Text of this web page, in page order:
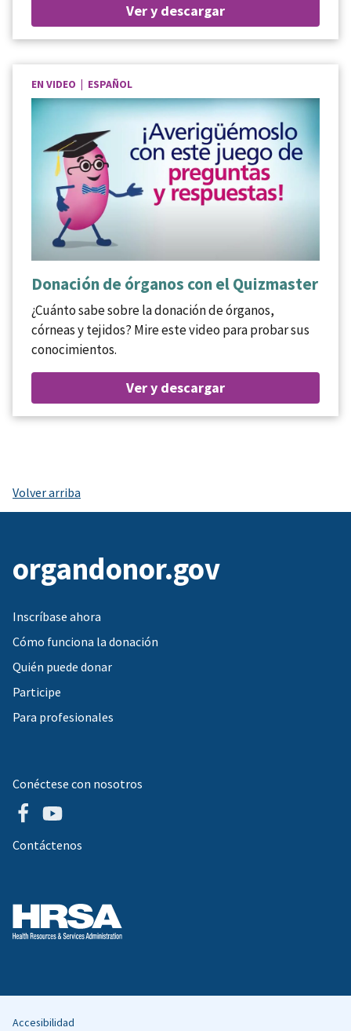
Ver y descargar
EN VIDEO | ESPAÑOL
Donación de órganos con el Quizmaster
¿Cuánto sabe sobre la donación de órganos,
córneas y tejidos? Mire este video para probar sus
conocimientos.
Ver y descargar
Volver arriba
organdonor.gov
Inscríbase ahora
Cómo funciona la donación
Quién puede donar
Participe
Para profesionales
Conéctese con nosotros
Contáctenos
Accesibilidad